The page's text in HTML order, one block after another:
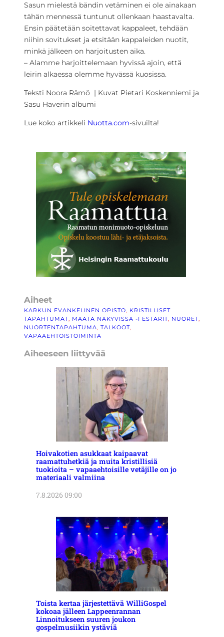
Sasun mielestä bändin vetäminen ei ole ainakaan
tähän mennessä tuntunut ollenkaan haastavalta.
Ensin päätetään soitettavat kappaleet, tehdään
niihin sovitukset ja etsitään kappaleiden nuotit,
minkä jälkeen on harjoitusten aika.
– Alamme harjoittelemaan hyvissä ajoin, että
leirin alkaessa olemme hyvässä kuosissa.
Teksti Noora Rämö | Kuvat Pietari Koskenniemi ja
Sasu Haverin albumi
Lue koko artikkeli Nuotta.com-sivuilta!
Aiheet
KARKUN EVANKELINEN OPISTO, KRISTILLISET
TAPAHTUMAT, MAATA NÄKYVISSÄ -FESTARIT, NUORET
NUORTENTAPAHTUMA, TALKOOT
VAPAAEHTOISTOIMINTA
Aiheeseen liittyvää
Hoivakotien asukkaat kaipaavat
raamattuhetkiä ja muita kristillisiä
tuokioita – vapaaehtoisille vetäjille on jo
materiaali valmiina
7.8.2026 09:00
Toista kertaa järjestettävä WilliGospel
kokoaa jälleen Lappeenrannan
Linnoitukseen suuren joukon
gospelmusiikin ystäviä